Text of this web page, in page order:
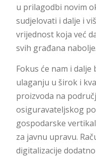
u prilagodbi novim
sudjelovati i dalje i
vrijednost koja već
svih građana nabolje.
Fokus će nam i
ulaganju u širok i
proizvoda na
osiguravateljskog
gospodarske
za javnu upravu.
digitalizacije